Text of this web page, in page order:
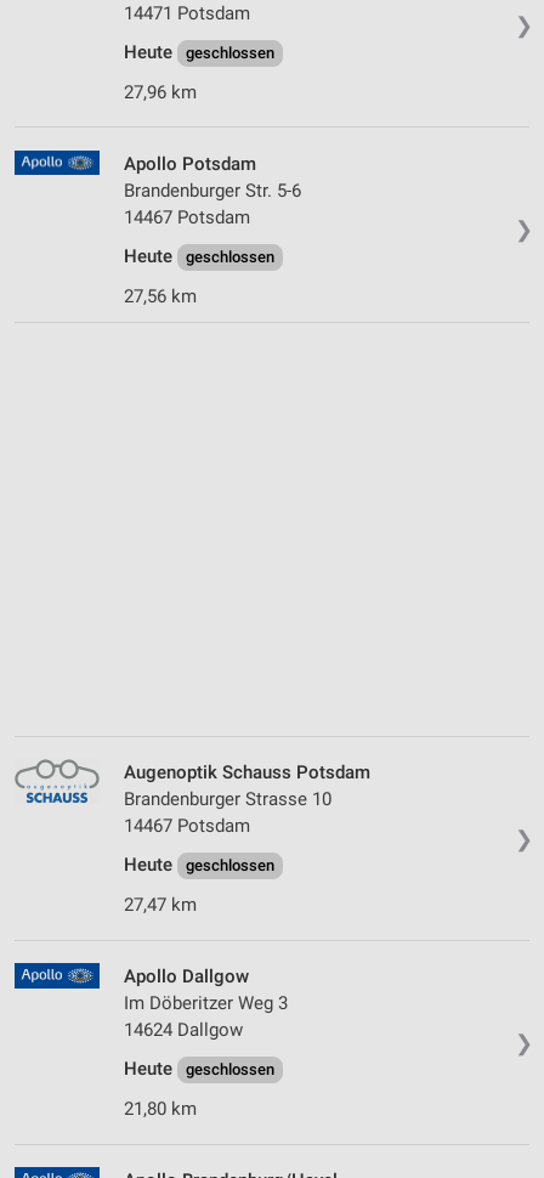
❯
14471 Potsdam
Heute
geschlossen
27,96 km
❯
Apollo Potsdam
Brandenburger Str. 5-6
14467 Potsdam
Heute
geschlossen
27,56 km
❯
Augenoptik Schauss Potsdam
Brandenburger Strasse 10
14467 Potsdam
Heute
geschlossen
27,47 km
❯
Apollo Dallgow
Im Döberitzer Weg 3
14624 Dallgow
Heute
geschlossen
21,80 km